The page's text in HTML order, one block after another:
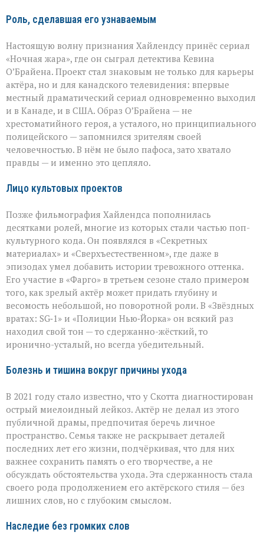
Роль, сделавшая его узнаваемым
Настоящую волну признания Хайлендсу принёс сериал
«Ночная жара», где он сыграл детектива Кевина
О’Брайена. Проект стал знаковым не только для карьеры
актёра, но и для канадского телевидения: впервые
местный драматический сериал одновременно выходил
и в Канаде, и в США. Образ О’Брайена — не
хрестоматийного героя, а усталого, но принципиального
полицейского — запомнился зрителям своей
человечностью. В нём не было пафоса, зато хватало
правды — и именно это цепляло.
Лицо культовых проектов
Позже фильмография Хайлендса пополнилась
десятками ролей, многие из которых стали частью поп-
культурного кода. Он появлялся в «Секретных
материалах» и «Сверхъестественном», где даже в
эпизодах умел добавить истории тревожного оттенка.
Его участие в «Фарго» в третьем сезоне стало примером
того, как зрелый актёр может придать глубину и
весомость небольшой, но поворотной роли. В «Звёздных
вратах: SG‑1» и «Полиции Нью‑Йорка» он всякий раз
находил свой тон — то сдержанно-жёсткий, то
иронично-усталый, но всегда убедительный.
Болезнь и тишина вокруг причины ухода
В 2021 году стало известно, что у Скотта диагностирован
острый миелоидный лейкоз. Актёр не делал из этого
публичной драмы, предпочитая беречь личное
пространство. Семья также не раскрывает деталей
последних лет его жизни, подчёркивая, что для них
важнее сохранить память о его творчестве, а не
обсуждать обстоятельства ухода. Эта сдержанность стала
своего рода продолжением его актёрского стиля — без
лишних слов, но с глубоким смыслом.
Наследие без громких слов